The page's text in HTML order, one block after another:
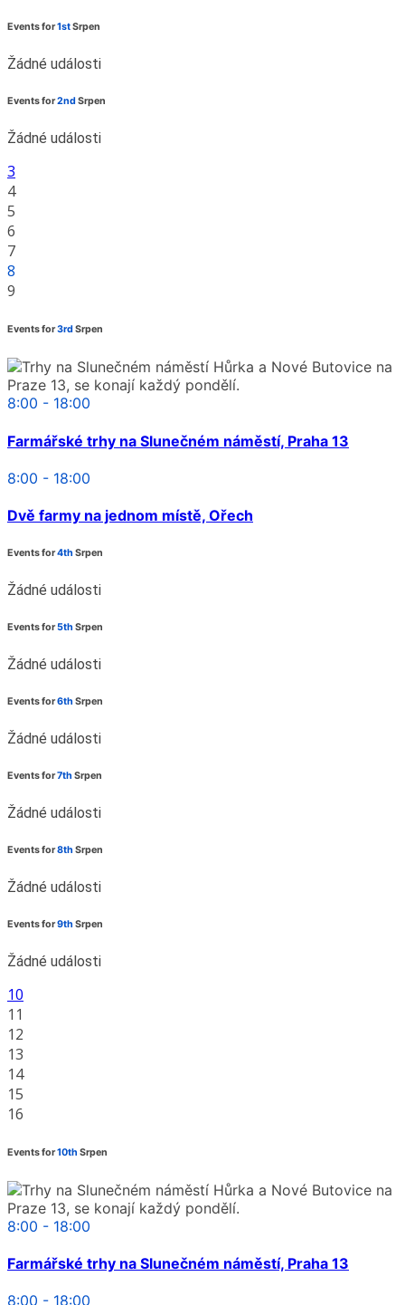
Events for1stSrpen
Žádné události
Events for2nd Srpen
Žádné události
3
4
5
6
7
8
9
Events for3rd Srpen
8:00 - 18:00
Farmářské trhy na Slunečném náměstí, Praha 13
8:00 - 18:00
Dvě farmy na jednom místě, Ořech
Events for4th Srpen
Žádné události
Events for5th Srpen
Žádné události
Events for6th Srpen
Žádné události
Events for7th Srpen
Žádné události
Events for8th Srpen
Žádné události
Events for9th Srpen
Žádné události
10
11
12
13
14
15
16
Events for10th Srpen
8:00 - 18:00
Farmářské trhy na Slunečném náměstí, Praha 13
8:00 - 18:00